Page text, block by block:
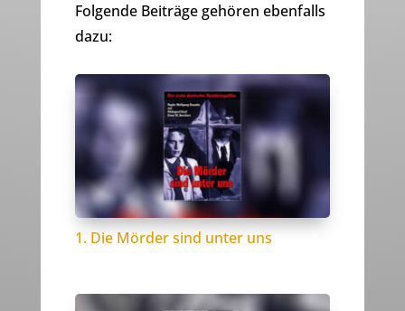
Folgende Beiträge gehören ebenfalls
dazu:
1. Die Mörder sind unter uns